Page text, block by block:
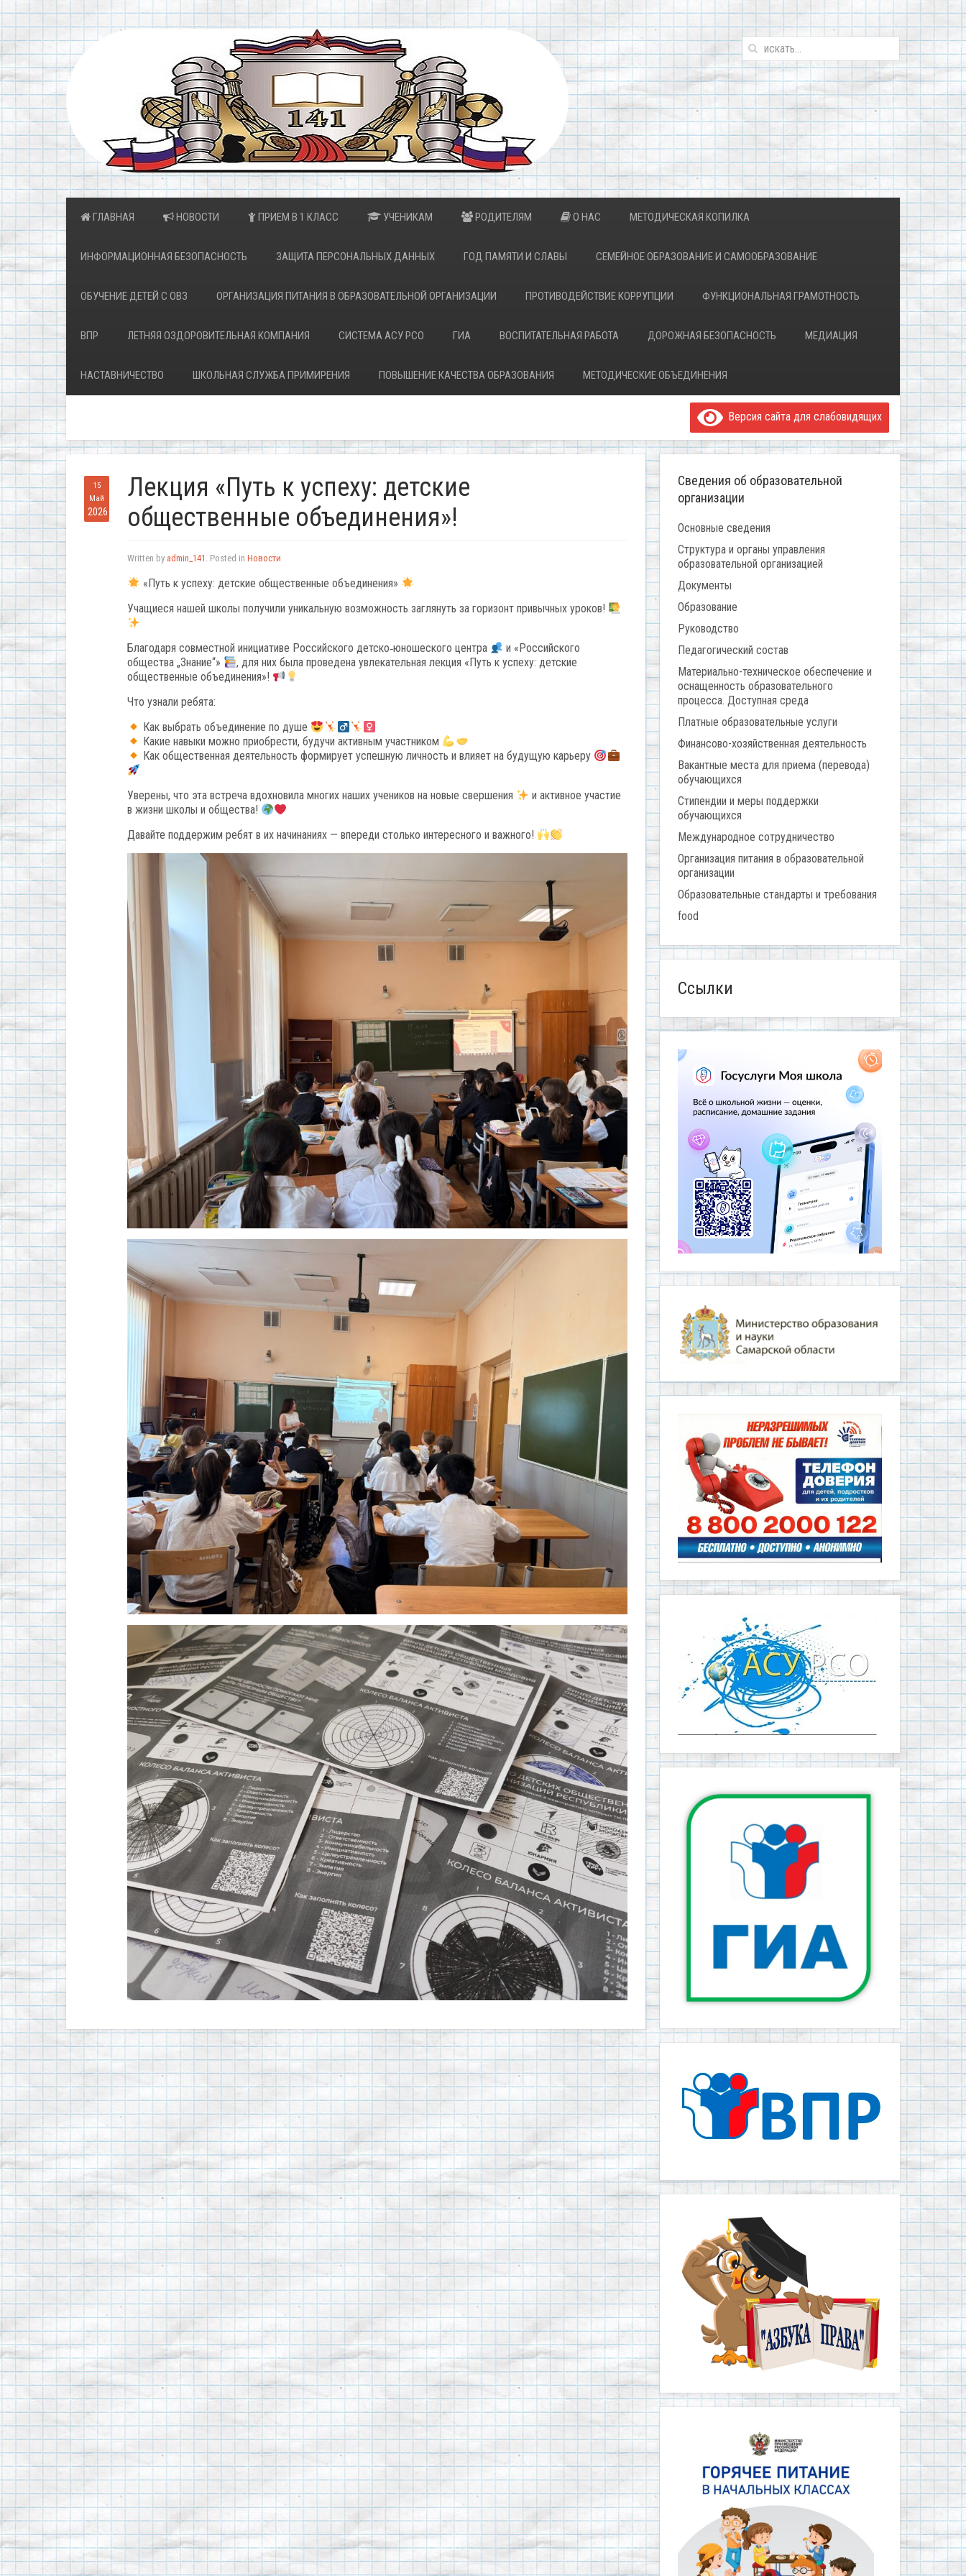
ГЛАВНАЯ НОВОСТИ ПРИЕМ В 1 КЛАСС УЧЕНИКАМ РОДИТЕЛЯМ О НАС МЕТОДИЧЕСКАЯ КОПИЛКА
ИНФОРМАЦИОННАЯ БЕЗОПАСНОСТЬ ЗАЩИТА ПЕРСОНАЛЬНЫХ ДАННЫХ ГОД ПАМЯТИ И СЛАВЫ СЕМЕЙНОЕ ОБРАЗОВАНИЕ И САМООБРАЗОВАНИЕ
ОБУЧЕНИЕ ДЕТЕЙ С ОВЗ ОРГАНИЗАЦИЯ ПИТАНИЯ В ОБРАЗОВАТЕЛЬНОЙ ОРГАНИЗАЦИИ ПРОТИВОДЕЙСТВИЕ КОРРУПЦИИ ФУНКЦИОНАЛЬНАЯ ГРАМОТНОСТЬ
ВПР ЛЕТНЯЯ ОЗДОРОВИТЕЛЬНАЯ КОМПАНИЯ СИСТЕМА АСУ РСО ГИА ВОСПИТАТЕЛЬНАЯ РАБОТА ДОРОЖНАЯ БЕЗОПАСНОСТЬ МЕДИАЦИЯ
НАСТАВНИЧЕСТВО ШКОЛЬНАЯ СЛУЖБА ПРИМИРЕНИЯ ПОВЫШЕНИЕ КАЧЕСТВА ОБРАЗОВАНИЯ МЕТОДИЧЕСКИЕ ОБЪЕДИНЕНИЯ
Версия сайта для слабовидящих
15
Май
2026
Лекция «Путь к успеху: детские
общественные объединения»!
Written by admin_141 . Posted in Новости
«Путь к успеху: детские общественные объединения»
Учащиеся нашей школы получили уникальную возможность заглянуть за горизонт привычных уроков!
Благодаря совместной инициативе Российского детско‑юношеского центра
и «Российского
общества „Знание“»
, для них была проведена увлекательная лекция «Путь к успеху: детские
общественные объединения»!
Что узнали ребята:
Как выбрать объединение по душе
Какие навыки можно приобрести, будучи активным участником
Как общественная деятельность формирует успешную личность и влияет на будущую карьеру
Уверены, что эта встреча вдохновила многих наших учеников на новые свершения
и активное участие
в жизни школы и общества!
Давайте поддержим ребят в их начинаниях — впереди столько интересного и важного!
Сведения об образовательной
организации
Основные сведения
Структура и органы управления
образовательной организацией
Документы
Образование
Руководство
Педагогический состав
Материально-техническое обеспечение и
оснащенность образовательного
процесса. Доступная среда
Платные образовательные услуги
Финансово-хозяйственная деятельность
Вакантные места для приема (перевода)
обучающихся
Стипендии и меры поддержки
обучающихся
Международное сотрудничество
Организация питания в образовательной
организации
Образовательные стандарты и требования
food
Ссылки